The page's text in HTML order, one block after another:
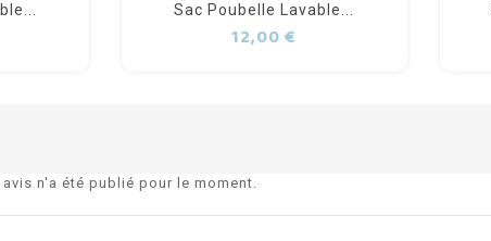
Sac Poubelle Lavable...
12,00 €
avis n'a été publié pour le moment.